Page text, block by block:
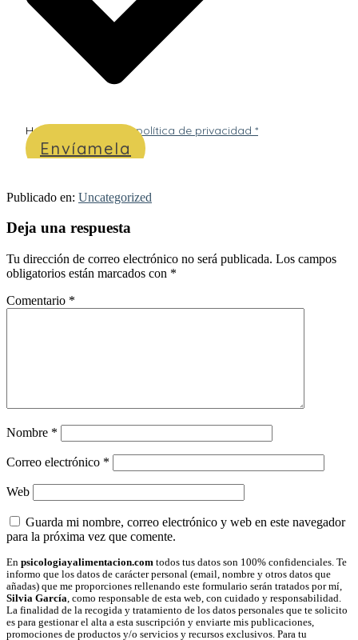
He leído y acepto la política de privacidad *
Envíamela
Publicado en: Uncategorized
Interacciones
los
lectores
Deja una respuesta
Tu dirección de correo electrónico no será publicada. Los campos
obligatorios están marcados con *
Comentario *
Nombre *
Correo electrónico *
Web
Guarda mi nombre, correo electrónico y web en este navegador
para la próxima vez que comente.
En psicologiayalimentacion.com todos tus datos son 100% confidenciales. Te
informo que los datos de carácter personal (email, nombre y otros datos que
añadas) que me proporciones rellenando este formulario serán tratados por mí,
Silvia García, como responsable de esta web, con cuidado y responsabilidad.
La finalidad de la recogida y tratamiento de los datos personales que te solicito
es para gestionar el alta a esta suscripción y enviarte mis publicaciones,
promociones de productos y/o servicios y recursos exclusivos. Para tu